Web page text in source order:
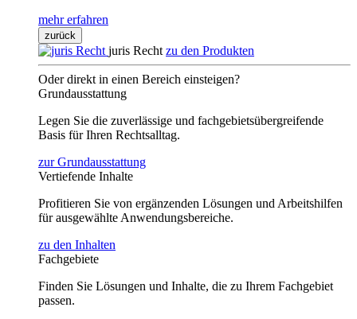
mehr erfahren
zurück
juris Recht zu den Produkten
Oder direkt in einen Bereich einsteigen?
Grundausstattung
Legen Sie die zuverlässige und fachgebietsübergreifende
Basis für Ihren Rechtsalltag.
zur Grundausstattung
Vertiefende Inhalte
Profitieren Sie von ergänzenden Lösungen und Arbeitshilfen
für ausgewählte Anwendungsbereiche.
zu den Inhalten
Fachgebiete
Finden Sie Lösungen und Inhalte, die zu Ihrem Fachgebiet
passen.